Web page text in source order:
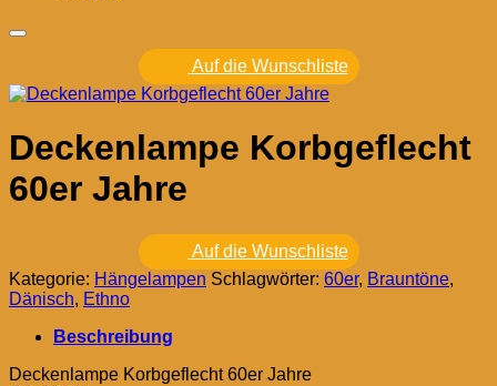
Auf die Wunschliste
Deckenlampe Korbgeflecht
60er Jahre
Auf die Wunschliste
Kategorie: Hängelampen Schlagwörter: 60er, Brauntöne,
Dänisch, Ethno
Beschreibung
Deckenlampe Korbgeflecht 60er Jahre